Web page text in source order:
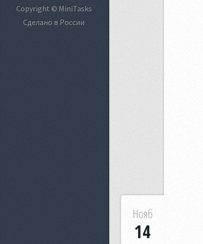
Copyright © MiniTasks
Сделано в России
Нояб
14